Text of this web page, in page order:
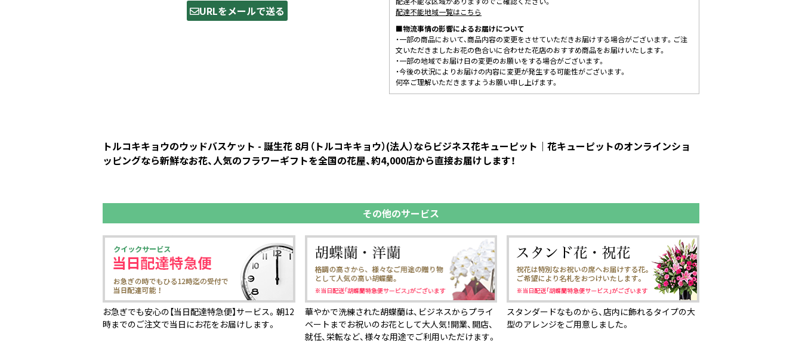
URLをメールで送る
配達不能地域一覧はこちら
■物流事情の影響によるお届けについて
・一部の商品において、商品内容の変更をさせていただきお届けする場合がございます。ご注
文いただきましたお花の色合いに合わせた花店のおすすめ商品をお届けいたします。
・一部の地域でお届け日の変更のお願いをする場合がございます。
・今後の状況によりお届けの内容に変更が発生する可能性がございます。
何卒ご理解いただきますようお願い申し上げます。
トルコキキョウのウッドバスケット - 誕生花 8月（トルコキキョウ）(法人）ならビジネス花キューピット｜花キューピットのオンラインショ
ッピングなら新鮮なお花、人気のフラワーギフトを全国の花屋、約4,000店から直接お届けします！
その他のサービス
お急ぎでも安心の【当日配達特急便】サービス。朝12
時までのご注文で当日にお花をお届けします。
華やかで洗練された胡蝶蘭は、ビジネスからプライ
ベートまでお祝いのお花として大人気！開業、開店、
就任、栄転など、様々な用途でご利用いただけます。
スタンダードなものから、店内に飾れるタイプの大
型のアレンジをご用意しました。